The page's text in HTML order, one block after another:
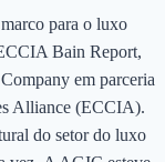
para o luxo
Bain Report,
em parceria
Alliance (ECCIA).
do setor do luxo